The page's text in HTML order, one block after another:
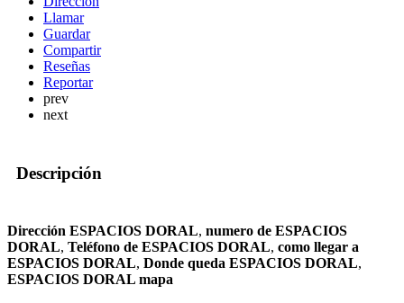
Llamar
Guardar
Compartir
Reseñas
Reportar
prev
next
Descripción
Dirección ESPACIOS DORAL, numero de ESPACIOS
DORAL, Teléfono de ESPACIOS DORAL, como llegar a
ESPACIOS DORAL, Donde queda ESPACIOS DORAL,
ESPACIOS DORAL mapa